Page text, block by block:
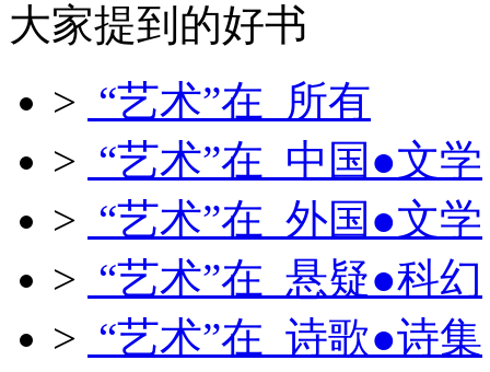
大家提到的好书
> “艺术”在 所有
> “艺术”在 中国●文学
> “艺术”在 外国●文学
> “艺术”在 悬疑●科幻
> “艺术”在 诗歌●诗集